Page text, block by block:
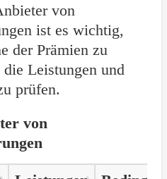
von
ist es wichtig,
der Prämien zu
Leistungen und
prüfen.
von